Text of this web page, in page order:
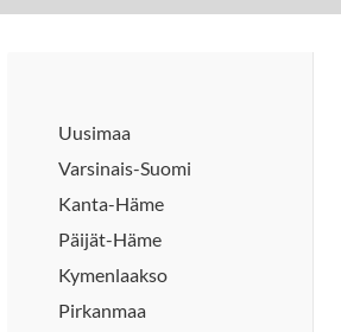
Uusimaa
Varsinais-Suomi
Kanta-Häme
Päijät-Häme
Kymenlaakso
Pirkanmaa